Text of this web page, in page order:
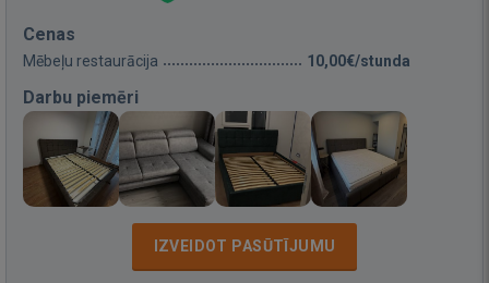
Cenas
Mēbeļu restaurācija 10,00€/stunda
Darbu piemēri
IZVEIDOT PASŪTĪJUMU